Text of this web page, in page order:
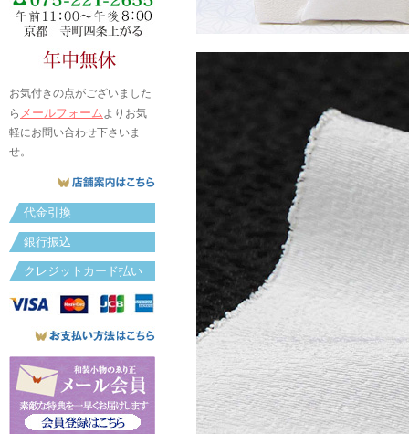
お気付きの点がございました
ら メールフォームよりお気
軽にお問い合わせ下さいま
せ。
代金引換
銀行振込
クレジットカード払い